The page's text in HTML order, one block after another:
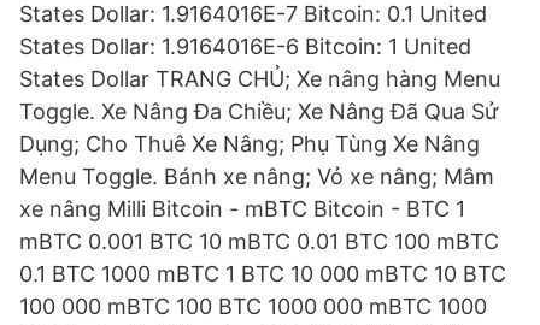
States Dollar: 1.9164016E-7 Bitcoin: 0.1 United
States Dollar: 1.9164016E-6 Bitcoin: 1 United
States Dollar TRANG CHỦ; Xe nâng hàng Menu
Toggle. Xe Nâng Đa Chiều; Xe Nâng Đã Qua Sử
Dụng; Cho Thuê Xe Nâng; Phụ Tùng Xe Nâng
Menu Toggle. Bánh xe nâng; Vỏ xe nâng; Mâm
xe nâng Milli Bitcoin - mBTC Bitcoin - BTC 1
mBTC 0.001 BTC 10 mBTC 0.01 BTC 100 mBTC
0.1 BTC 1000 mBTC 1 BTC 10 000 mBTC 10 BTC
100 000 mBTC 100 BTC 1000 000 mBTC 1000